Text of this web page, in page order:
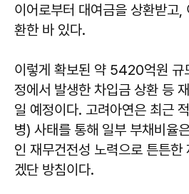
이어로부터 대여금을 상환받고,
환한 바 있다.
이렇게 확보된 약 5420억원 규
정에서 발생한 차입금 상환 등
일 예정이다. 고려아연은 최근
병) 사태를 통해 일부 부채비율
인 재무건전성 노력으로 튼튼한
겠단 방침이다.